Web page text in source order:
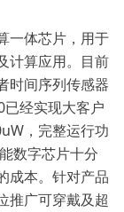
一体芯片，用于
计算应用。目前
时间序列传感器
经实现大客户
，完整运行功
数字芯片十分
成本。针对产品
推广可穿戴及超